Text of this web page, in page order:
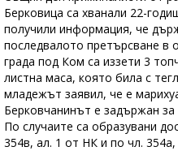
Берковица са хванали 22-
получили информация, че
последвалото претърсване
града под Ком са иззети 3
листна маса, която била с
младежът заявил, че е
Берковчанинът е задържан
По случаите са образувани
354в, ал. 1 от НК и по чл.